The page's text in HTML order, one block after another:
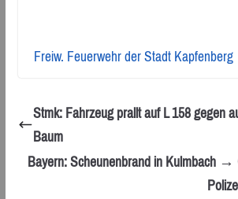
Freiw. Feuerwehr der Stadt Kapfenberg
Stmk: Fahrzeug prallt auf L 158 gegen
Baum
Bayern: Scheunenbrand in Kulmbach